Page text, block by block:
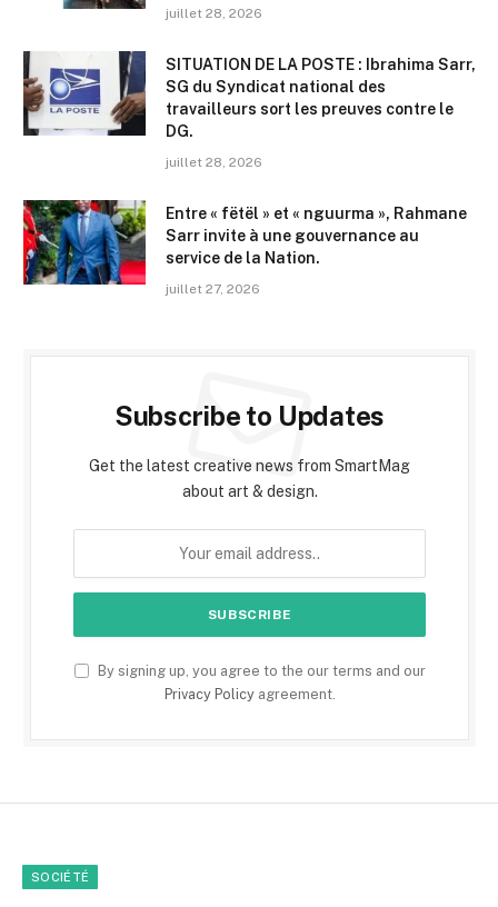
juillet 28, 2026
SITUATION DE LA POSTE : Ibrahima Sarr,
SG du Syndicat national des
travailleurs sort les preuves contre le
DG.
juillet 28, 2026
Entre « fëtël » et « nguurma », Rahmane
Sarr invite à une gouvernance au
service de la Nation.
juillet 27, 2026
Subscribe to Updates
Get the latest creative news from SmartMag
about art & design.
By signing up, you agree to the our terms and our
Privacy Policyagreement.
SOCIÉTÉ